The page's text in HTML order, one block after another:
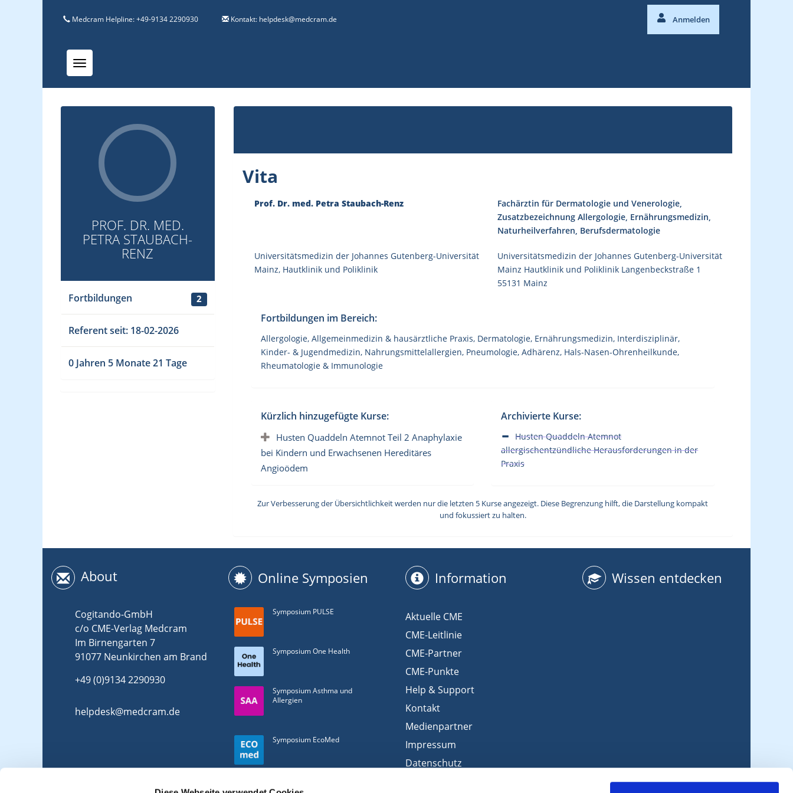
Medcram Helpline: +49-9134 2290930 Kontakt: helpdesk@medcram.de Anmelden
Toggle navigation
PROF. DR. MED.
PETRA STAUBACH-
RENZ
Fortbildungen 2
Referent seit: 18-02-2026
0 Jahren 5 Monate 21 Tage
Vita
Prof. Dr. med. Petra Staubach-Renz
Fachärztin für Dermatologie und Venerologie,
Zusatzbezeichnung Allergologie, Ernährungsmedizin,
Naturheilverfahren, Berufsdermatologie
Universitätsmedizin der Johannes Gutenberg-Universität
Mainz, Hautklinik und Poliklinik
Universitätsmedizin der Johannes Gutenberg-Universität
Mainz Hautklinik und Poliklinik Langenbeckstraße 1
55131 Mainz
Fortbildungen im Bereich:
Allergologie, Allgemeinmedizin & hausärztliche Praxis, Dermatologie, Ernährungsmedizin, Interdisziplinär,
Kinder- & Jugendmedizin, Nahrungsmittelallergien, Pneumologie, Adhärenz, Hals-Nasen-Ohrenheilkunde,
Rheumatologie & Immunologie
Kürzlich hinzugefügte Kurse:
Husten Quaddeln Atemnot Teil 2 Anaphylaxie
bei Kindern und Erwachsenen Hereditäres
Angioödem
Archivierte Kurse:
Husten Quaddeln Atemnot
allergischentzündliche Herausforderungen in der
Praxis
Zur Verbesserung der Übersichtlichkeit werden nur die letzten 5 Kurse angezeigt. Diese Begrenzung hilft, die Darstellung kompakt
und fokussiert zu halten.
About
Cogitando-GmbH
c/o CME-Verlag Medcram
Im Birnengarten 7
91077 Neunkirchen am Brand
+49 (0)9134 2290930
helpdesk@medcram.de
Online Symposien
Symposium PULSE
Symposium One Health
Symposium Asthma und
Allergien
Symposium EcoMed
ADIPOSITAS
Information
Aktuelle CME
CME-Leitlinie
CME-Partner
CME-Punkte
Help & Support
Kontakt
Medienpartner
Impressum
Datenschutz
Wissen entdecken